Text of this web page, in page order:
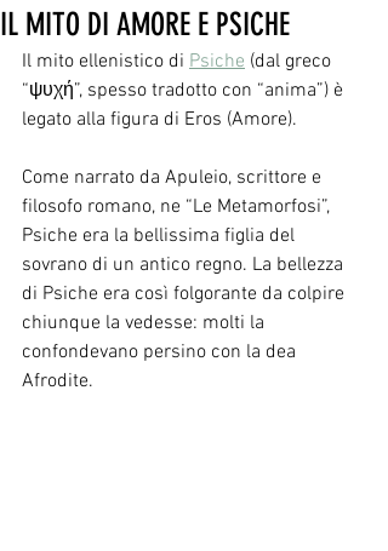
IL MITO DI AMORE E PSICHE
Il mito ellenistico di Psiche (dal greco
“ψυχή”, spesso tradotto con “anima”) è
legato alla figura di Eros (Amore).
Come narrato da Apuleio, scrittore e
filosofo romano, ne “Le Metamorfosi”,
Psiche era la bellissima figlia del
sovrano di un antico regno. La bellezza
di Psiche era così folgorante da colpire
chiunque la vedesse: molti la
confondevano persino con la dea
Afrodite.